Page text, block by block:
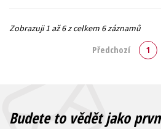
Zobrazuji 1 až 6 z celkem 6 záznamů
Předchozí 1
Budete to vědět jako